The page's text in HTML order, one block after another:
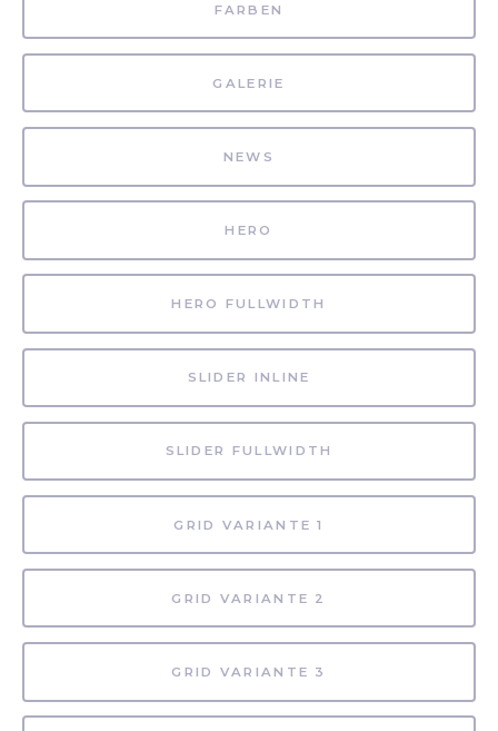
FARBEN
GALERIE
NEWS
HERO
HERO FULLWIDTH
SLIDER INLINE
SLIDER FULLWIDTH
GRID VARIANTE 1
GRID VARIANTE 2
GRID VARIANTE 3